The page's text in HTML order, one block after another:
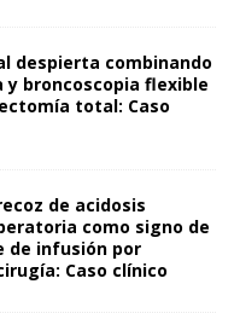
despierta combinando
broncoscopia flexible
total: Caso
de acidosis
como signo de
de infusión por
Caso clínico